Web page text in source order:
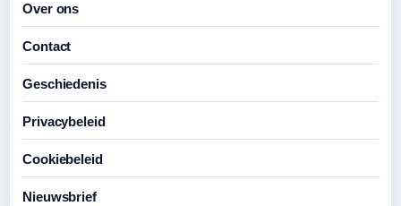
Over ons
Contact
Geschiedenis
Privacybeleid
Cookiebeleid
Nieuwsbrief